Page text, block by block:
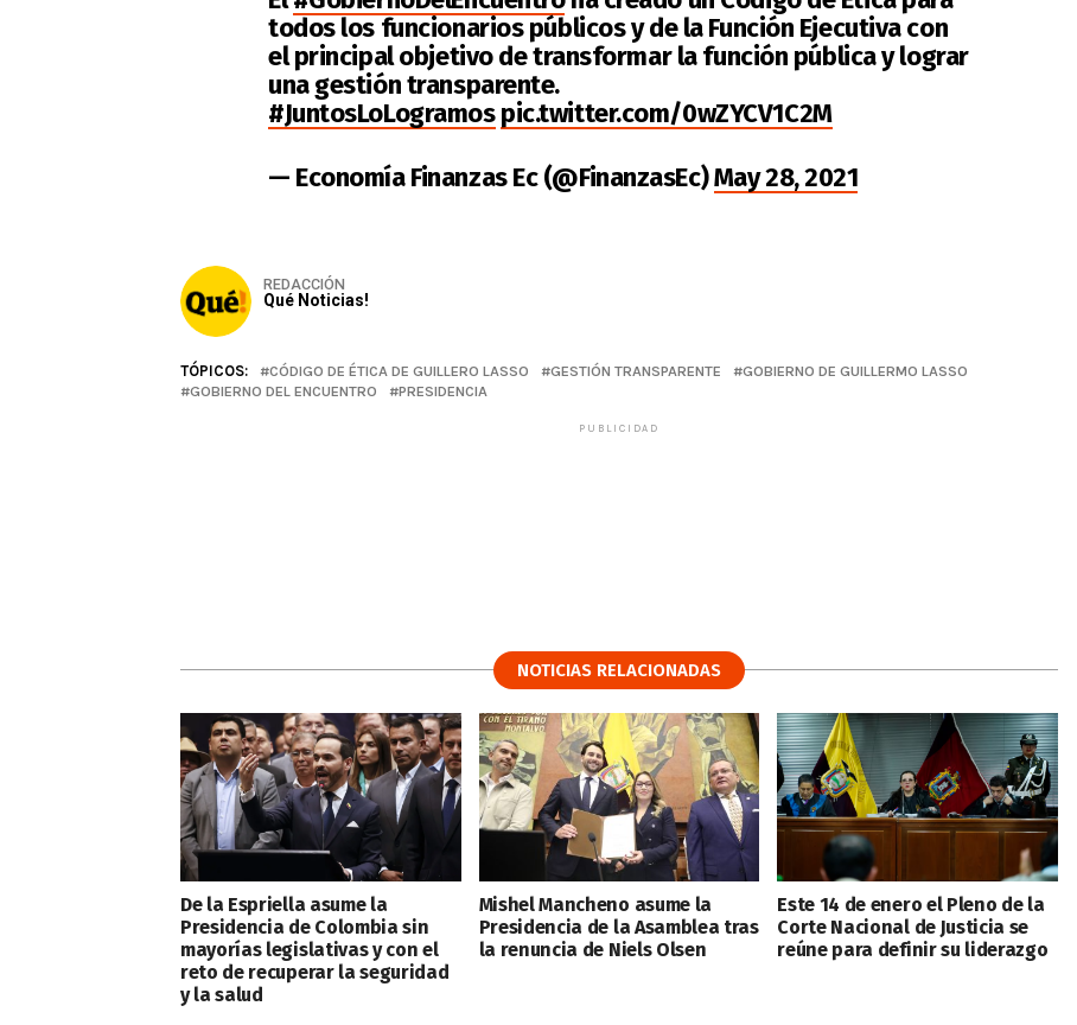
todos los funcionarios públicos y de la Función Ejecutiva con
el principal objetivo de transformar la función pública y lograr
una gestión transparente.
#JuntosLoLogramos pic.twitter.com/0wZYCV1C2M
— Economía Finanzas Ec (@FinanzasEc)May 28, 2021
REDACCIÓN
Qué Noticias!
TÓPICOS: CÓDIGO DE ÉTICA DE GUILLERO LASSO GESTIÓN TRANSPARENTE
GOBIERNO DE GUILLERMO LASSO
GOBIERNO DEL ENCUENTRO
PRESIDENCIA
PUBLICIDAD
NOTICIAS RELACIONADAS
De la Espriella asume la
Presidencia de Colombia sin
mayorías legislativas y con el
reto de recuperar la seguridad
y la salud
Mishel Mancheno asume la
Presidencia de la Asamblea tras
la renuncia de Niels Olsen
Este 14 de enero el Pleno de la
Corte Nacional de Justicia se
reúne para definir su liderazgo